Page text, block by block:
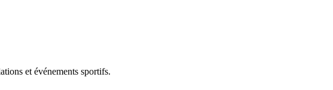
et événements sportifs.